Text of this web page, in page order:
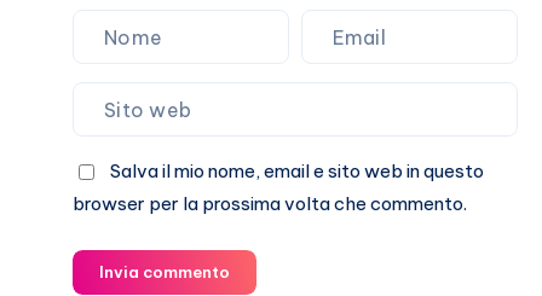
Salva il mio nome, email e sito web in questo
browser per la prossima volta che commento.
Invia commento